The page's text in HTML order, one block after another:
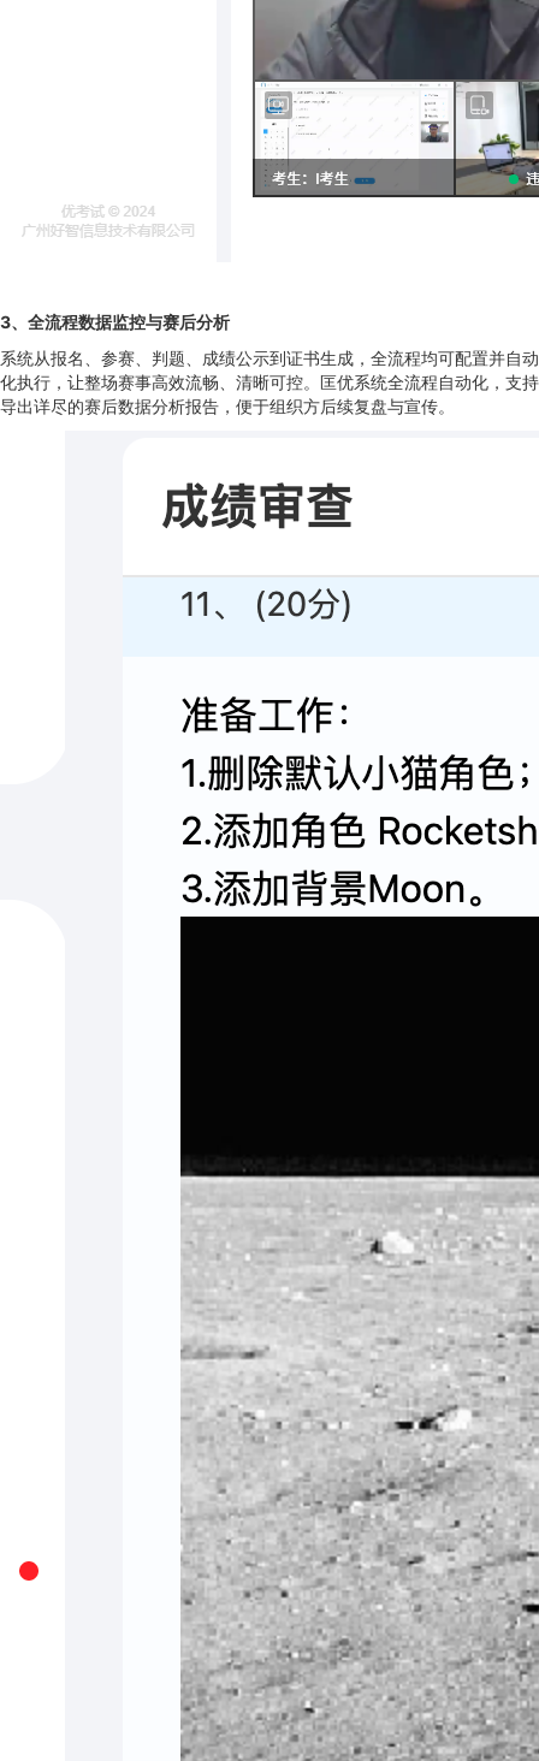
3、 全流程数据监控与赛后分析
系统从报名、参赛、判题、成绩公示到证书生成，全流程均可配置并自动
化执行，让整场赛事高效流畅、清晰可控。匡优系统全流程自动化，支持
导出详尽的赛后数据分析报告，便于组织方后续复盘与宣传。